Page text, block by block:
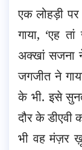
एक लोहड़ी पर
गाया, ‘एह
अक्खां सजना
जगजीत ने
के भी. इसे
दौर के डीएवी
भी वह मंज़र